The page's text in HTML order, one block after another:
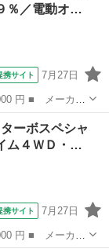
％／電動オ…
携サイト 7月27日
ード名： ＰＺ
オートステップ
ーボスペシャ
ム４ＷＤ・…
携サイト 7月27日